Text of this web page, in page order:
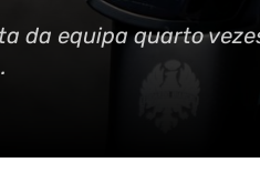
da equipa quarto